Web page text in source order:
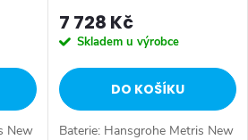
New
7 728 Kč
Skladem u výrobce
DO KOŠÍKU
Baterie: Hansgrohe Metris New